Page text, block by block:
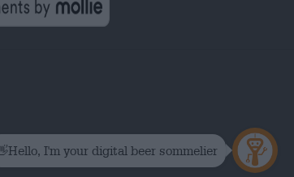
Alle rechten voorbehouden.